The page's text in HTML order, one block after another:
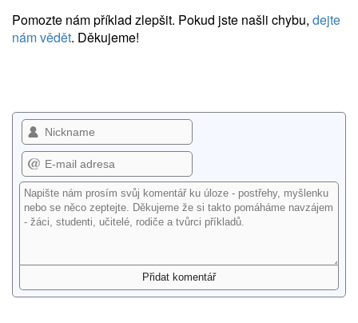
Pomozte nám příklad zlepšit. Pokud jste našli chybu, dejte
nám vědět. Děkujeme!